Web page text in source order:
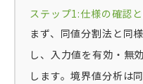
ステップ1:仕様の確認
まず、同値分割法と同
し、入力値を有効・無
します。境界値分析は